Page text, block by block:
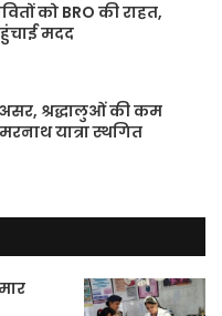
को BRO की राहत,
मदद
श्रद्धालुओं की कम
यात्रा स्थगित